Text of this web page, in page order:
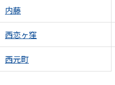
内藤
西恋ヶ窪
西元町